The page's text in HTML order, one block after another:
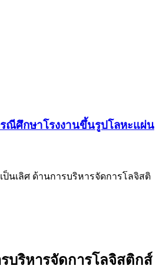
ณีศึกษาโรงงานขึ้นรูปโลหะแผ่น
นเลิศ ด้านการบริหารจัดการโลจิสติ
บริหารจัดการโลจิสติกส์